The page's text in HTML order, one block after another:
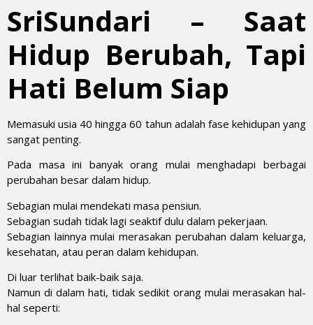
SriSundari – Saat
Hidup Berubah, Tapi
Hati Belum Siap
Memasuki usia 40 hingga 60 tahun adalah fase kehidupan yang
sangat penting.
Pada masa ini banyak orang mulai menghadapi berbagai
perubahan besar dalam hidup.
Sebagian mulai mendekati masa pensiun.
Sebagian sudah tidak lagi seaktif dulu dalam pekerjaan.
Sebagian lainnya mulai merasakan perubahan dalam keluarga,
kesehatan, atau peran dalam kehidupan.
Di luar terlihat baik-baik saja.
Namun di dalam hati, tidak sedikit orang mulai merasakan hal-
hal seperti: